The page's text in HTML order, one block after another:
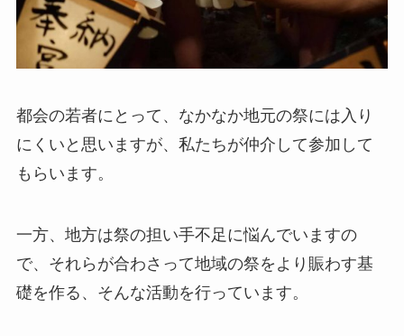
都会の若者にとって、なかなか地元の祭には入り
にくいと思いますが、私たちが仲介して参加して
もらいます。
一方、地方は祭の担い手不足に悩んでいますの
で、それらが合わさって地域の祭をより賑わす基
礎を作る、そんな活動を行っています。